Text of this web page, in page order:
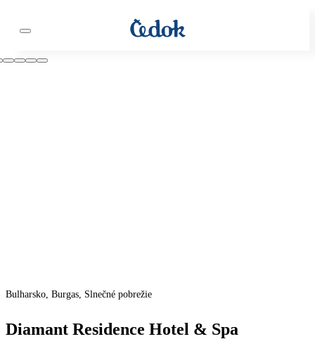
Bulharsko, Burgas, Slnečné pobrežie
Diamant Residence Hotel & Spa